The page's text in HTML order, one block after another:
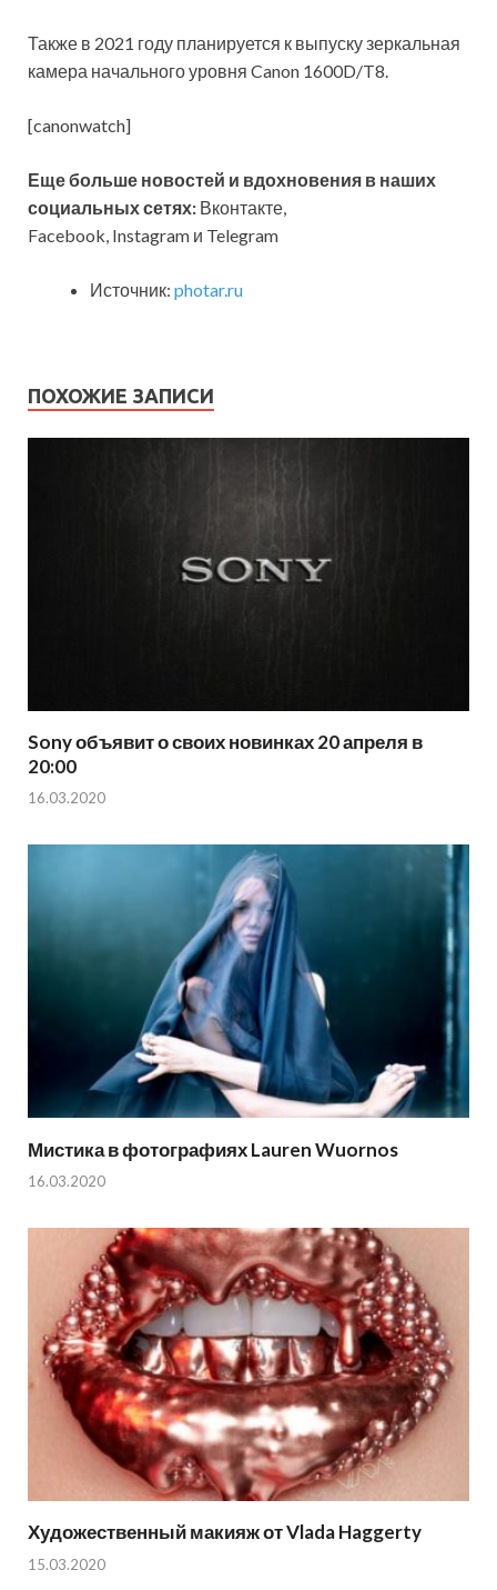
Также в 2021 году планируется к выпуску зеркальная
камера начального уровня Canon 1600D/T8.
[canonwatch]
Еще больше новостей и вдохновения в наших
социальных сетях: Вконтакте,
Facebook, Instagram и Telegram
Источник: photar.ru
ПОХОЖИЕ ЗАПИСИ
Sony объявит о своих новинках 20 апреля в
20:00
16.03.2020
Мистика в фотографиях Lauren Wuornos
16.03.2020
Художественный макияж от Vlada Haggerty
15.03.2020